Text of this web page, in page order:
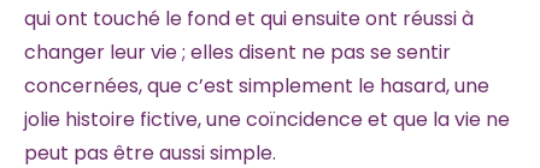
qui ont touché le fond et qui ensuite ont réussi à
changer leur vie ; elles disent ne pas se sentir
concernées, que c’est simplement le hasard, une
jolie histoire fictive, une coïncidence et que la vie ne
peut pas être aussi simple.